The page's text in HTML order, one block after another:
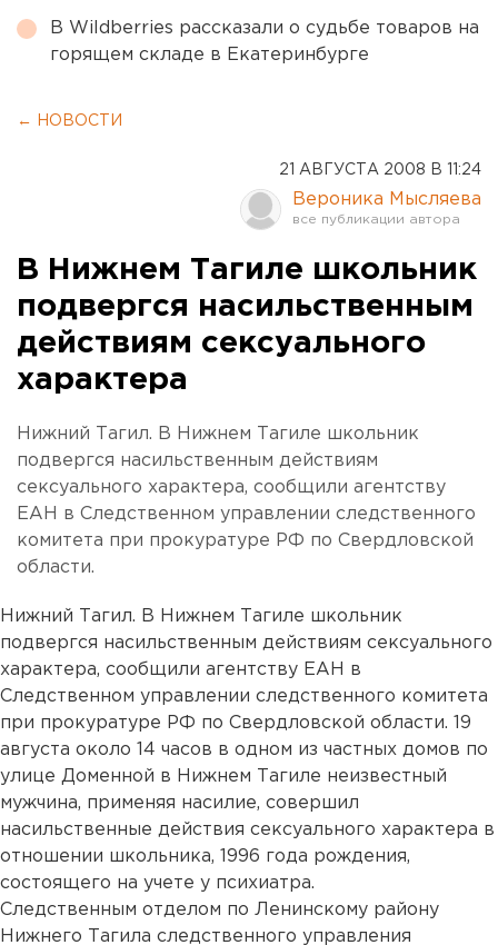
В Wildberries рассказали о судьбе товаров на
горящем складе в Екатеринбурге
← НОВОСТИ
21 АВГУСТА 2008 В 11:24
Вероника Мысляева
В Нижнем Тагиле школьник
подвергся насильственным
действиям сексуального
характера
Нижний Тагил. В Нижнем Тагиле школьник
подвергся насильственным действиям
сексуального характера, сообщили агентству
ЕАН в Следственном управлении следственного
комитета при прокуратуре РФ по Свердловской
области.
Нижний Тагил. В Нижнем Тагиле школьник
подвергся насильственным действиям сексуального
характера, сообщили агентству ЕАН в
Следственном управлении следственного комитета
при прокуратуре РФ по Свердловской области. 19
августа около 14 часов в одном из частных домов по
улице Доменной в Нижнем Тагиле неизвестный
мужчина, применяя насилие, совершил
насильственные действия сексуального характера в
отношении школьника, 1996 года рождения,
состоящего на учете у психиатра.
Следственным отделом по Ленинскому району
Нижнего Тагила следственного управления